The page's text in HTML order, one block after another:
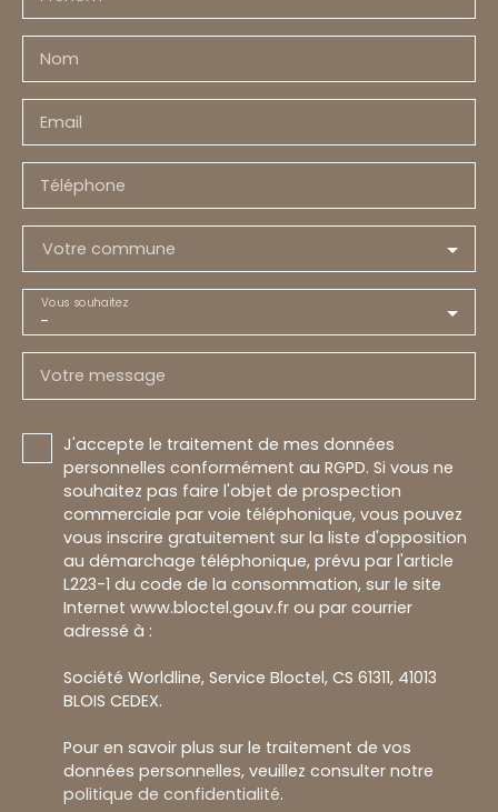
Nom
Email
Téléphone
Votre commune
-
Vous souhaitez
Votre message
J'accepte le traitement de mes données
personnelles conformément au RGPD. Si vous ne
souhaitez pas faire l'objet de prospection
commerciale par voie téléphonique, vous pouvez
vous inscrire gratuitement sur la liste d'opposition
au démarchage téléphonique, prévu par l'article
L223-1 du code de la consommation, sur le site
Internet www.bloctel.gouv.fr ou par courrier
adressé à :
Société Worldline, Service Bloctel, CS 61311, 41013
BLOIS CEDEX.
Pour en savoir plus sur le traitement de vos
données personnelles, veuillez consulter notre
politique de confidentialité.